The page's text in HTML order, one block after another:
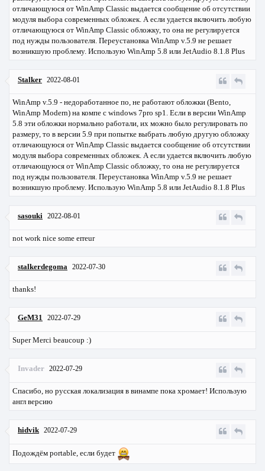
отличающуюся от WinAmp Classic выдается сообщение об отсутствии
модуля выбора современных обложек. А если удается включить любую
отличающуюся от WinAmp Classic обложку, то она не регулируется
под нужды пользователя. Переустановка WinAmp v.5.9 не решает
возникшую проблему. Использую WinAmp 5.8 или JetAudio 8.1.8 Plus
Stalker 2022-08-01
WinAmp v.5.9 - недоработанное по, не работают обложки (Bento,
WinAmp Modern) на компе с windows 7pro sp1. Если в версии WinAmp
5.8 эти обложки нормально работали, их можно было регулировать по
размеру, то в версии 5.9 при попытке выбрать любую другую обложку
отличающуюся от WinAmp Classic выдается сообщение об отсутствии
модуля выбора современных обложек. А если удается включить любую
отличающуюся от WinAmp Classic обложку, то она не регулируется
под нужды пользователя. Переустановка WinAmp v.5.9 не решает
возникшую проблему. Использую WinAmp 5.8 или JetAudio 8.1.8 Plus
sasouki 2022-08-01
not work nice some erreur
stalkerdegoma 2022-07-30
thanks!
GeM31 2022-07-29
Super Merci beaucoup :)
Invader 2022-07-29
Спасибо, но русская локализация в винампе пока хромает! Использую
англ версию
hidvik 2022-07-29
Подождём portable, если будет